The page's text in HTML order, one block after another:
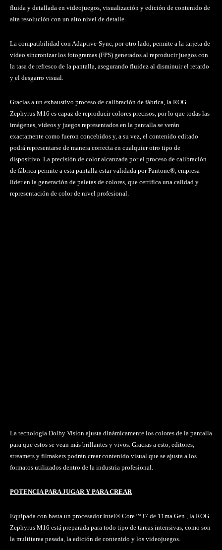
fluida y detallada en videojuegos, visualización y edición de contenido de
alta resolución con un alto nivel de detalle.
La compatibilidad con Adaptive-Sync, por otro lado, permite a la tarjeta de
video sincronizar los fotogramas (FPS) generados al reproducir juegos con
la tasa de refresco de la pantalla, asegurando fluidez al disminuir el retardo
y el desgarro visual.
Gracias a un exhaustivo proceso de calibración de fábrica, la ROG
Zephyrus M16 es capaz de reproducir colores precisos, por lo que todas las
imágenes, videos y juegos representados en la pantalla se verán
exactamente como fueron concebidos y, a su vez, el contenido editado
podrá representarse de manera correcta en cualquier otro tipo de
dispositivo. La precisión de color alcanzada por el proceso de calibración
de fábrica permite a esta pantalla estar validada por Pantone®, empresa
líder en la generación de paletas de colores, que certifica una calidad y
representación de color de nivel profesional.
La tecnología Dolby Vision ajusta dinámicamente los colores de la pantalla
para que estos se vean más brillantes y vivos. Gracias a esto, editores,
streamers y filmakers podrán crear contenido visual que se ajusta a los
formatos utilizados dentro de la industria profesional.
POTENCIA PARA JUGAR Y PARA CREAR
Equipada con hasta un procesador Intel® Core™ i7 de 11ma Gen., la ROG
Zephyrus M16 está preparada para todo tipo de tareas intensivas, como son
la multitarea pesada, la edición de contenido y los videojuegos.